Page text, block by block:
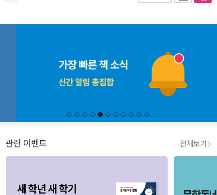
관련 이벤트 전체보기